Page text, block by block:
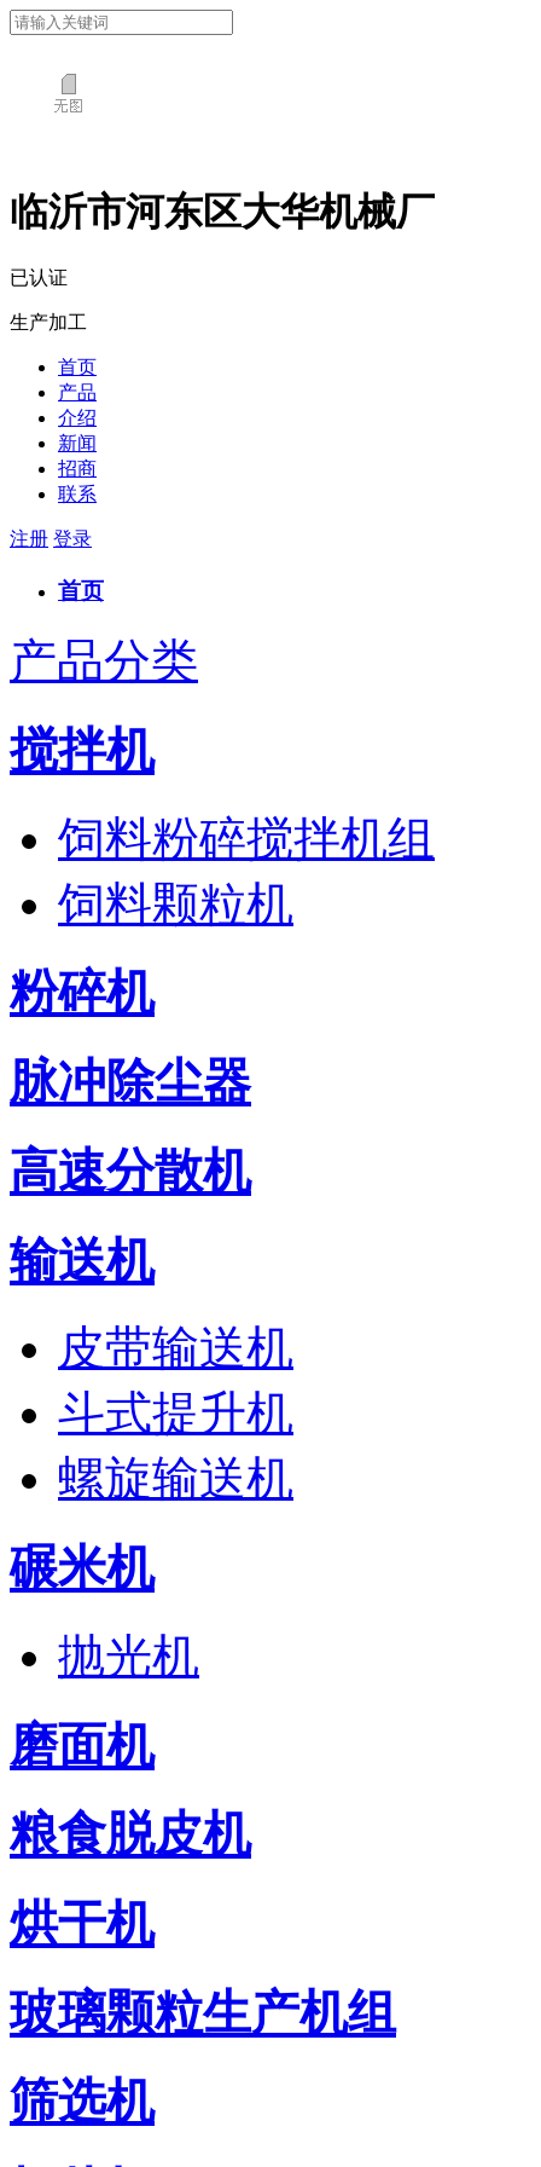
临沂市河东区大华机械厂
已认证
生产加工
首页
产品
介绍
新闻
招商
联系
注册 登录
首页
产品分类
搅拌机
饲料粉碎搅拌机组
饲料颗粒机
粉碎机
脉冲除尘器
高速分散机
输送机
皮带输送机
斗式提升机
螺旋输送机
碾米机
抛光机
磨面机
粮食脱皮机
烘干机
玻璃颗粒生产机组
筛选机